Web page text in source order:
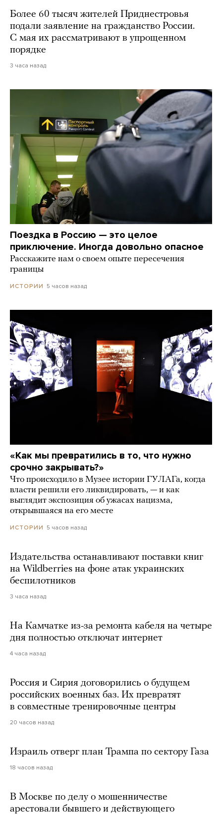
Более 60 тысяч жителей Приднестровья
подали заявление на гражданство России.
С мая их рассматривают в упрощенном
порядке
3 часа назад
Поездка в Россию — это целое
приключение. Иногда довольно опасное
Расскажите нам о своем опыте пересечения
границы
ИСТОРИИ 5 часов назад
«Как мы превратились в то, что нужно
срочно закрывать?»
Что происходило в Музее истории ГУЛАГа, когда
власти решили его ликвидировать, — и как
выглядит экспозиция об ужасах нацизма,
открывшаяся на его месте
ИСТОРИИ 5 часов назад
Издательства останавливают поставки книг
на Wildberries на фоне атак украинских
беспилотников
3 часа назад
На Камчатке из-за ремонта кабеля на четыре
дня полностью отключат интернет
4 часа назад
Россия и Сирия договорились о будущем
российских военных баз. Их превратят
в совместные тренировочные центры
20 часов назад
Израиль отверг план Трампа по сектору Газа
18 часов назад
В Москве по делу о мошенничестве
арестовали бывшего и действующего